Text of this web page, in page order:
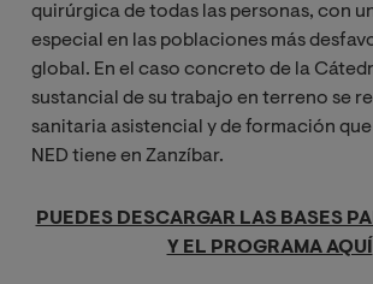
quirúrgica de todas las personas, con
especial en las poblaciones más
global. En el caso concreto de la
sustancial de su trabajo en terreno se
sanitaria asistencial y de formación
NED tiene en Zanzíbar.
PUEDES DESCARGAR LAS BASES
Y EL PROGRAMA AQUÍ